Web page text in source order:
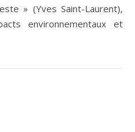
» (Yves Saint-Laurent),
environnementaux et